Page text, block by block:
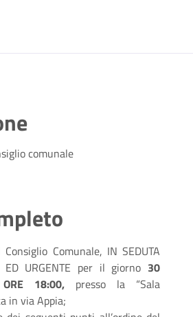
comunale
Comunale, IN SEDUTA
ED URGENTE per il giorno 30
18:00, presso la “Sala
in via Appia;